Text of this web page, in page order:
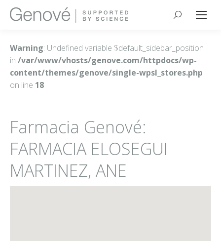
Buscar:
Warning: Undefined variable $default_sidebar_position
in /var/www/vhosts/genove.com/httpdocs/wp-
content/themes/genove/single-wpsl_stores.php
on line 18
Farmacia Genové:
FARMACIA ELOSEGUI
MARTINEZ, ANE